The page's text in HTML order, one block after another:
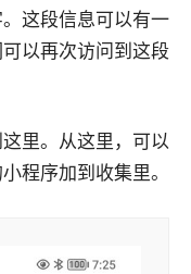
这段信息可以有一
以再次访问到这段
里。从这里，可以
程序加到收集里。